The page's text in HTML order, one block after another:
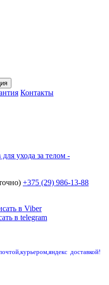
Контакты
+375 (29) 986-13-88
курьером,яндекс доставкой!